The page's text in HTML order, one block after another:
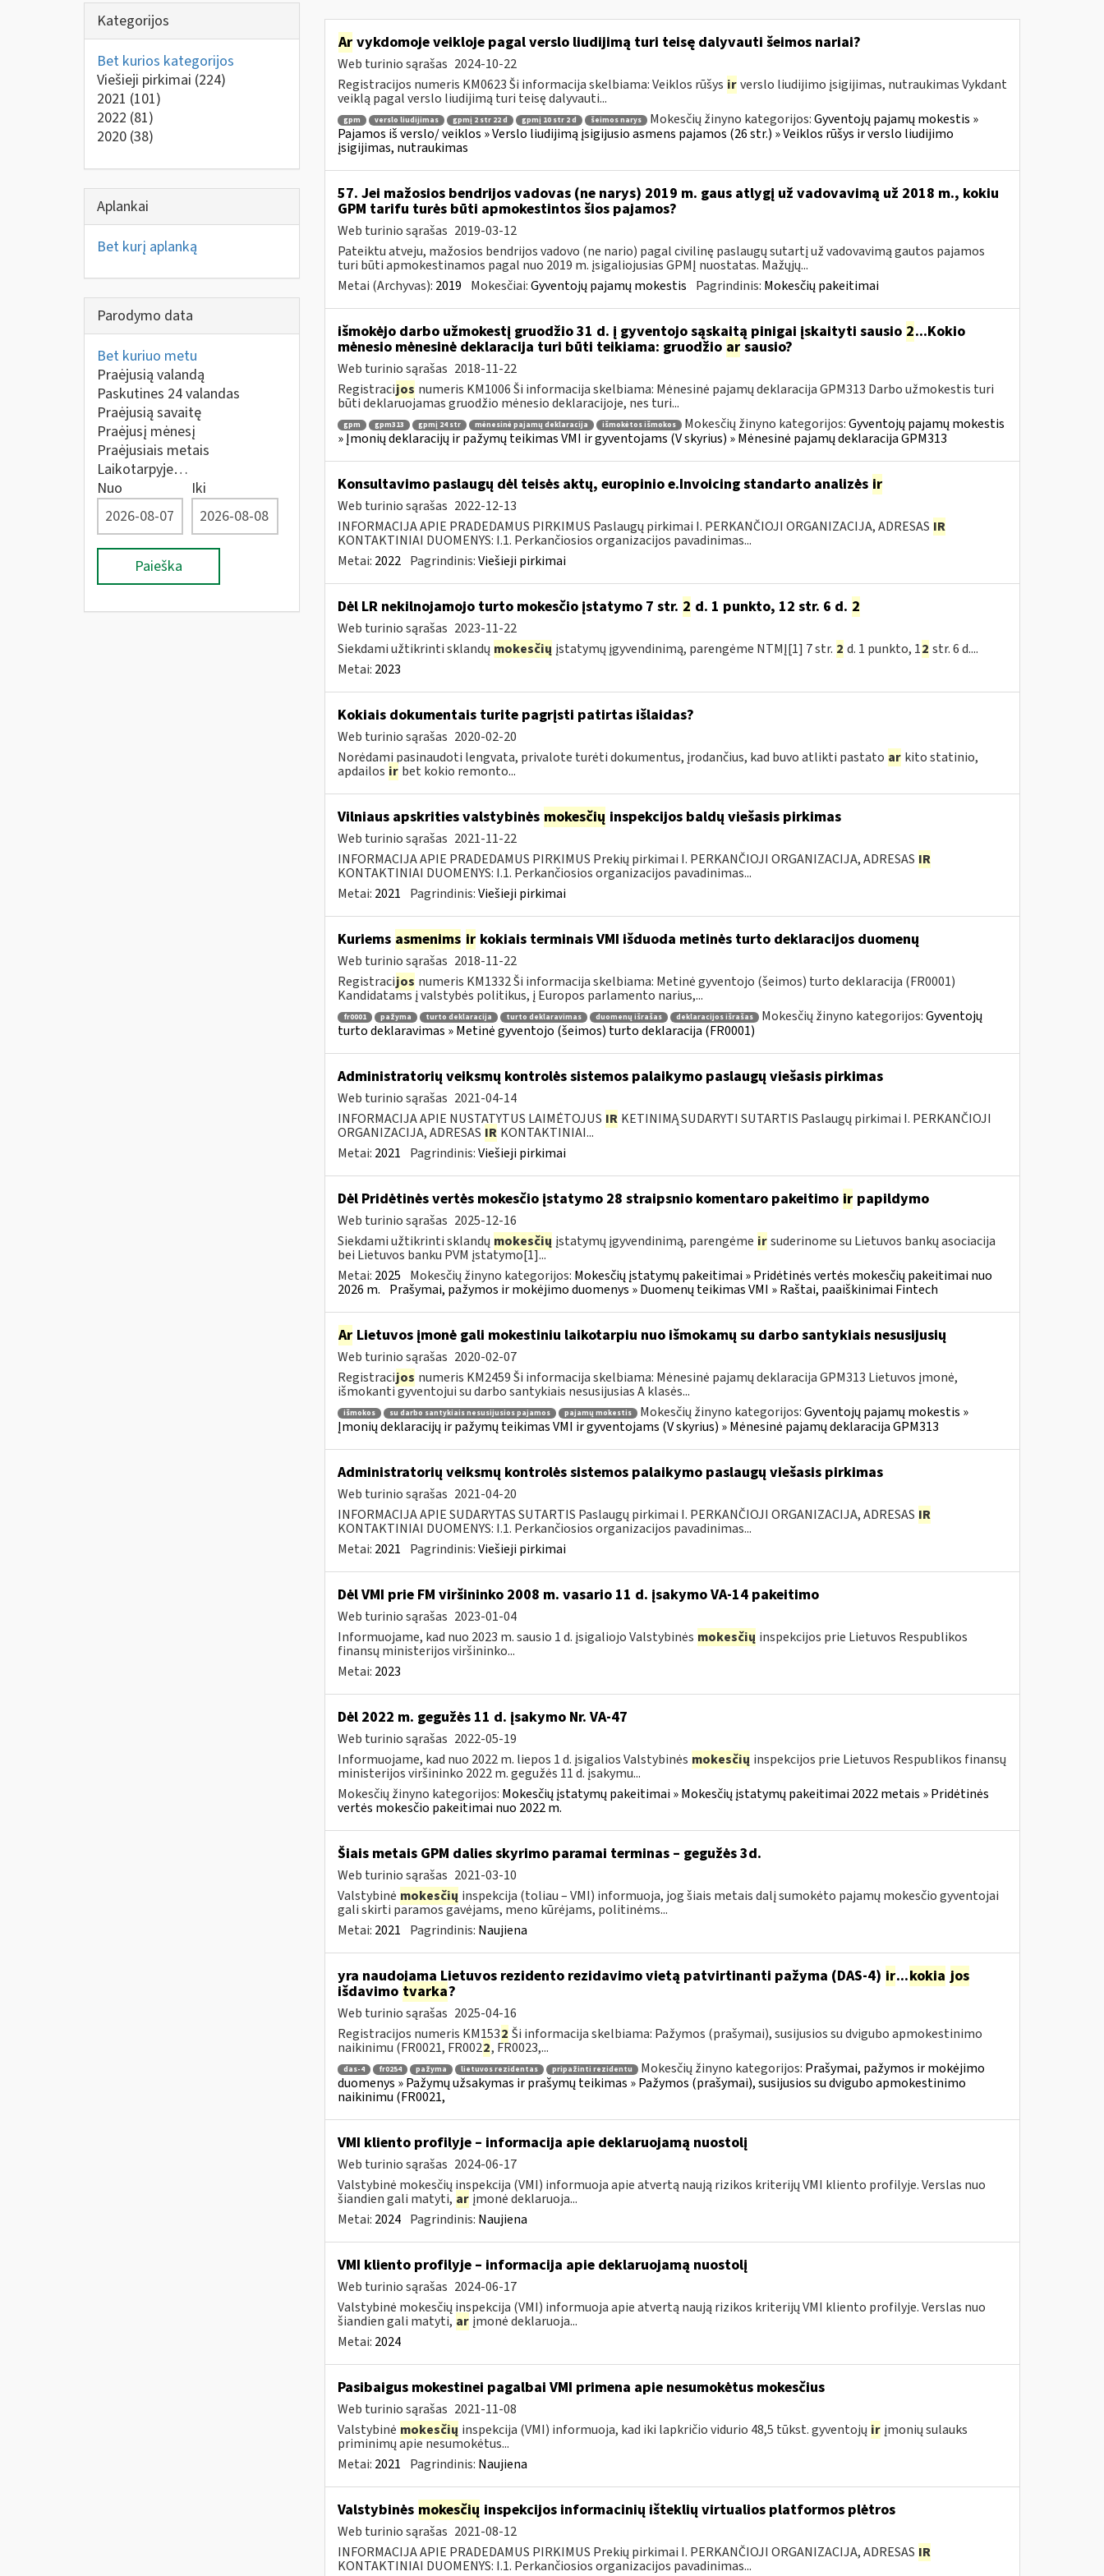
Kategorijos
Bet kurios kategorijos
Viešieji pirkimai (224)
2021 (101)
2022 (81)
2020 (38)
Aplankai
Bet kurį aplanką
Parodymo data
Bet kuriuo metu
Praėjusią valandą
Paskutines 24 valandas
Praėjusią savaitę
Praėjusį mėnesį
Praėjusiais metais
Laikotarpyje…
Nuo
Iki
Paieška
Arvykdomoje veikloje pagal verslo liudijimą turi teisę dalyvauti šeimos nariai?
Web turinio sąrašas 2024-10-22
Registracijos numeris KM0623 Ši informacija skelbiama: Veiklos rūšys ir verslo liudijimo įsigijimas, nutraukimas Vykdant
veiklą pagal verslo liudijimą turi teisę dalyvauti...
gpm verslo liudijimas gpmį 2 str 22 d gpmį 10 str 2 d šeimos narys Mokesčių žinyno kategorijos:Gyventojų pajamų mokestis »
Pajamos iš verslo/ veiklos » Verslo liudijimą įsigijusio asmens pajamos (26 str.) » Veiklos rūšys ir verslo liudijimo
įsigijimas, nutraukimas
57. Jei mažosios bendrijos vadovas (ne narys) 2019 m. gaus atlygį už vadovavimą už 2018 m., kokiu
GPM tarifu turės būti apmokestintos šios pajamos?
Web turinio sąrašas 2019-03-12
Pateiktu atveju, mažosios bendrijos vadovo (ne nario) pagal civilinę paslaugų sutartį už vadovavimą gautos pajamos
turi būti apmokestinamos pagal nuo 2019 m. įsigaliojusias GPMĮ nuostatas. Mažųjų...
Metai (Archyvas): 2019 Mokesčiai:Gyventojų pajamų mokestis Pagrindinis: Mokesčių pakeitimai
išmokėjo darbo užmokestį gruodžio 31 d. į gyventojo sąskaitą pinigai įskaityti sausio 2...Kokio
mėnesio mėnesinė deklaracija turi būti teikiama: gruodžio arsausio?
Web turinio sąrašas 2018-11-22
Registracijos numeris KM1006 Ši informacija skelbiama: Mėnesinė pajamų deklaracija GPM313 Darbo užmokestis turi
būti deklaruojamas gruodžio mėnesio deklaracijoje, nes turi...
gpm gpm313 gpmį 24 str mėnesinė pajamų deklaracija išmokėtos išmokos Mokesčių žinyno kategorijos:Gyventojų pajamų mokestis
» Įmonių deklaracijų ir pažymų teikimas VMI ir gyventojams (V skyrius) » Mėnesinė pajamų deklaracija GPM313
Konsultavimo paslaugų dėl teisės aktų, europinio e.Invoicing standarto analizės ir
Web turinio sąrašas 2022-12-13
INFORMACIJA APIE PRADEDAMUS PIRKIMUS Paslaugų pirkimai I. PERKANČIOJI ORGANIZACIJA, ADRESAS IR
KONTAKTINIAI DUOMENYS: I.1. Perkančiosios organizacijos pavadinimas...
Metai: 2022 Pagrindinis:Viešieji pirkimai
Dėl LR nekilnojamojo turto mokesčio įstatymo 7 str. 2 d. 1 punkto, 12 str. 6 d. 2
Web turinio sąrašas 2023-11-22
Siekdami užtikrinti sklandų mokesčių įstatymų įgyvendinimą, parengėme NTMĮ[1] 7 str. 2 d. 1 punkto, 12 str. 6 d....
Metai: 2023
Kokiais dokumentais turite pagrįsti patirtas išlaidas?
Web turinio sąrašas 2020-02-20
Norėdami pasinaudoti lengvata, privalote turėti dokumentus, įrodančius, kad buvo atlikti pastato ar kito statinio,
apdailos ir bet kokio remonto...
Vilniaus apskrities valstybinės mokesčių inspekcijos baldų viešasis pirkimas
Web turinio sąrašas 2021-11-22
INFORMACIJA APIE PRADEDAMUS PIRKIMUS Prekių pirkimai I. PERKANČIOJI ORGANIZACIJA, ADRESAS IR
KONTAKTINIAI DUOMENYS: I.1. Perkančiosios organizacijos pavadinimas...
Metai: 2021 Pagrindinis:Viešieji pirkimai
Kuriems asmenims irkokiais terminais VMI išduoda metinės turto deklaracijos duomenų
Web turinio sąrašas 2018-11-22
Registracijos numeris KM1332 Ši informacija skelbiama: Metinė gyventojo (šeimos) turto deklaracija (FR0001)
Kandidatams į valstybės politikus, į Europos parlamento narius,...
fr0001 pažyma turto deklaracija turto deklaravimas duomenų išrašas deklaracijos išrašas Mokesčių žinyno kategorijos:Gyventojų
turto deklaravimas » Metinė gyventojo (šeimos) turto deklaracija (FR0001)
Administratorių veiksmų kontrolės sistemos palaikymo paslaugų viešasis pirkimas
Web turinio sąrašas 2021-04-14
INFORMACIJA APIE NUSTATYTUS LAIMĖTOJUS IR KETINIMĄ SUDARYTI SUTARTIS Paslaugų pirkimai I. PERKANČIOJI
ORGANIZACIJA, ADRESAS IR KONTAKTINIAI...
Metai: 2021 Pagrindinis:Viešieji pirkimai
Dėl Pridėtinės vertės mokesčio įstatymo 28 straipsnio komentaro pakeitimo irpapildymo
Web turinio sąrašas 2025-12-16
Siekdami užtikrinti sklandų mokesčių įstatymų įgyvendinimą, parengėme ir suderinome su Lietuvos bankų asociacija
bei Lietuvos banku PVM įstatymo[1]...
Metai: 2025 Mokesčių žinyno kategorijos: Mokesčių įstatymų pakeitimai » Pridėtinės vertės mokesčių pakeitimai nuo
2026 m. Prašymai, pažymos ir mokėjimo duomenys » Duomenų teikimas VMI » Raštai, paaiškinimai Fintech
ArLietuvos įmonė gali mokestiniu laikotarpiu nuo išmokamų su darbo santykiais nesusijusių
Web turinio sąrašas 2020-02-07
Registracijos numeris KM2459 Ši informacija skelbiama: Mėnesinė pajamų deklaracija GPM313 Lietuvos įmonė,
išmokanti gyventojui su darbo santykiais nesusijusias A klasės...
išmokos su darbo santykiais nesusijusios pajamos pajamų mokestis Mokesčių žinyno kategorijos:Gyventojų pajamų mokestis »
Įmonių deklaracijų ir pažymų teikimas VMI ir gyventojams (V skyrius) » Mėnesinė pajamų deklaracija GPM313
Administratorių veiksmų kontrolės sistemos palaikymo paslaugų viešasis pirkimas
Web turinio sąrašas 2021-04-20
INFORMACIJA APIE SUDARYTAS SUTARTIS Paslaugų pirkimai I. PERKANČIOJI ORGANIZACIJA, ADRESAS IR
KONTAKTINIAI DUOMENYS: I.1. Perkančiosios organizacijos pavadinimas...
Metai: 2021 Pagrindinis:Viešieji pirkimai
Dėl VMI prie FM viršininko 2008 m. vasario 11 d. įsakymo VA-14 pakeitimo
Web turinio sąrašas 2023-01-04
Informuojame, kad nuo 2023 m. sausio 1 d. įsigaliojo Valstybinės mokesčių inspekcijos prie Lietuvos Respublikos
finansų ministerijos viršininko...
Metai: 2023
Dėl 2022 m. gegužės 11 d. įsakymo Nr. VA-47
Web turinio sąrašas 2022-05-19
Informuojame, kad nuo 2022 m. liepos 1 d. įsigalios Valstybinės mokesčių inspekcijos prie Lietuvos Respublikos finansų
ministerijos viršininko 2022 m. gegužės 11 d. įsakymu...
Mokesčių žinyno kategorijos: Mokesčių įstatymų pakeitimai » Mokesčių įstatymų pakeitimai 2022 metais » Pridėtinės
vertės mokesčio pakeitimai nuo 2022 m.
Šiais metais GPM dalies skyrimo paramai terminas – gegužės 3d.
Web turinio sąrašas 2021-03-10
Valstybinė mokesčių inspekcija (toliau – VMI) informuoja, jog šiais metais dalį sumokėto pajamų mokesčio gyventojai
gali skirti paramos gavėjams, meno kūrėjams, politinėms...
Metai: 2021 Pagrindinis: Naujiena
yra naudojama Lietuvos rezidento rezidavimo vietą patvirtinanti pažyma (DAS-4) ir...kokia jos
išdavimo tvarka?
Web turinio sąrašas 2025-04-16
Registracijos numeris KM1532 Ši informacija skelbiama: Pažymos (prašymai), susijusios su dvigubo apmokestinimo
naikinimu (FR0021, FR0022, FR0023,...
das-4 fr0254 pažyma lietuvos rezidentas pripažinti rezidentu Mokesčių žinyno kategorijos: Prašymai, pažymos ir mokėjimo
duomenys » Pažymų užsakymas ir prašymų teikimas » Pažymos (prašymai), susijusios su dvigubo apmokestinimo
naikinimu (FR0021,
VMI kliento profilyje – informacija apie deklaruojamą nuostolį
Web turinio sąrašas 2024-06-17
Valstybinė mokesčių inspekcija (VMI) informuoja apie atvertą naują rizikos kriterijų VMI kliento profilyje. Verslas nuo
šiandien gali matyti, ar įmonė deklaruoja...
Metai: 2024 Pagrindinis: Naujiena
VMI kliento profilyje – informacija apie deklaruojamą nuostolį
Web turinio sąrašas 2024-06-17
Valstybinė mokesčių inspekcija (VMI) informuoja apie atvertą naują rizikos kriterijų VMI kliento profilyje. Verslas nuo
šiandien gali matyti, ar įmonė deklaruoja...
Metai: 2024
Pasibaigus mokestinei pagalbai VMI primena apie nesumokėtus mokesčius
Web turinio sąrašas 2021-11-08
Valstybinė mokesčių inspekcija (VMI) informuoja, kad iki lapkričio vidurio 48,5 tūkst. gyventojų ir įmonių sulauks
priminimų apie nesumokėtus...
Metai: 2021 Pagrindinis: Naujiena
Valstybinės mokesčių inspekcijos informacinių išteklių virtualios platformos plėtros
Web turinio sąrašas 2021-08-12
INFORMACIJA APIE PRADEDAMUS PIRKIMUS Prekių pirkimai I. PERKANČIOJI ORGANIZACIJA, ADRESAS IR
KONTAKTINIAI DUOMENYS: I.1. Perkančiosios organizacijos pavadinimas...